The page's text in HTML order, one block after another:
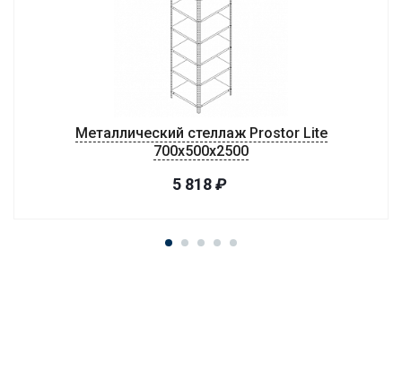
Металлический стеллаж Prostor Lite
700x500x2500
5 818₽